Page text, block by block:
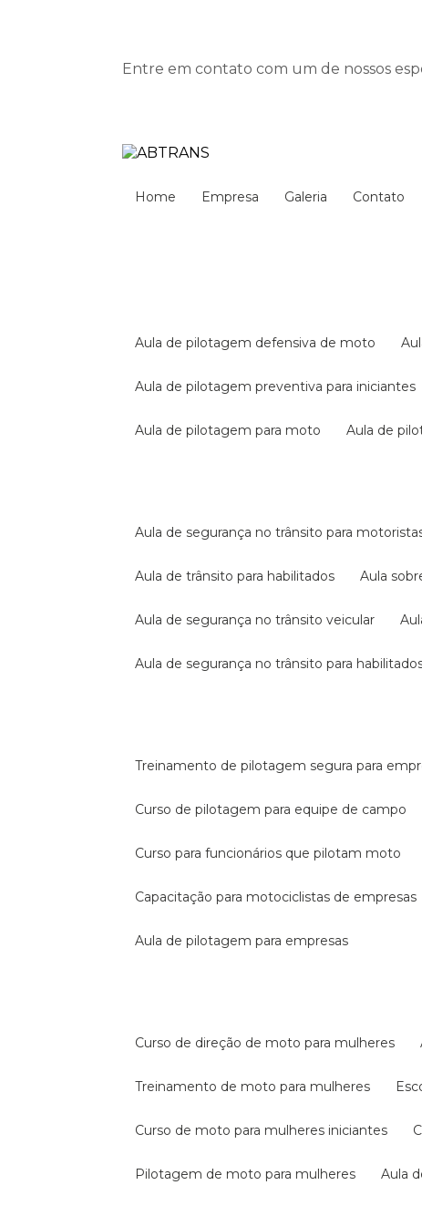
Entre em contato com um de nossos
Home Empresa Galeria Contato
aula de pilotagem defensiva de moto
aula de pilotagem preventiva para iniciantes
aula de pilotagem para moto aula de
aula de segurança no trânsito para
aula de trânsito para habilitados aula
aula de segurança no trânsito veicular
aula de segurança no trânsito para
treinamento de pilotagem segura para
curso de pilotagem para equipe de campo
curso para funcionários que pilotam moto
capacitação para motociclistas de empresas
aula de pilotagem para empresas
curso de direção de moto para mulheres
treinamento de moto para mulheres
curso de moto para mulheres iniciantes
pilotagem de moto para mulheres aula